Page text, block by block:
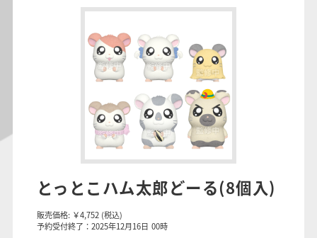
とっとこハム太郎どーる(8個入)
販売価格: ￥4,752 (税込)
予約受付終了：2025年12月16日 00時